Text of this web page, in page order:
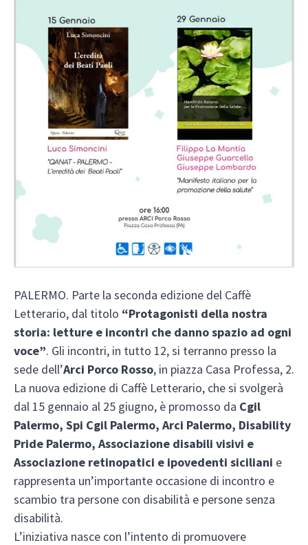
PALERMO. Parte la seconda edizione del Caffè
Letterario, dal titolo “Protagonisti della nostra
storia: letture e incontri che danno spazio ad ogni
voce”. Gli incontri, in tutto 12, si terranno presso la
sede dell’Arci Porco Rosso, in piazza Casa Professa, 2.
La nuova edizione di Caffè Letterario, che si svolgerà
dal 15 gennaio al 25 giugno, è promosso da Cgil
Palermo, Spi Cgil Palermo, Arci Palermo, Disability
Pride Palermo, Associazione disabili visivi e
Associazione retinopatici e ipovedenti siciliani e
rappresenta un’importante occasione di incontro e
scambio tra persone con disabilità e persone senza
disabilità.
L’iniziativa nasce con l’intento di promuovere